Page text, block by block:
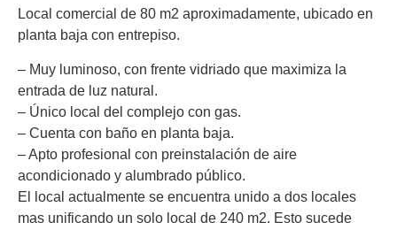
Local comercial de 80 m2 aproximadamente, ubicado en
planta baja con entrepiso.
– Muy luminoso, con frente vidriado que maximiza la
entrada de luz natural.
– Único local del complejo con gas.
– Cuenta con baño en planta baja.
– Apto profesional con preinstalación de aire
acondicionado y alumbrado público.
El local actualmente se encuentra unido a dos locales
mas unificando un solo local de 240 m2. Esto sucede